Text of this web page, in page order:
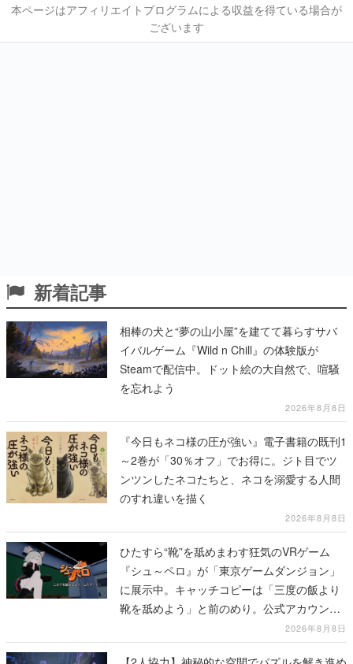
本ページはアフィリエイトプログラムによる収益を得ている場合が
ございます
新着記事
相棒の犬と“夢の山小屋”を建てて暮らすサバ
イバルゲーム『Wild n Chill』の体験版が
Steamで配信中。ドット絵の大自然で、喧騒
を忘れよう
2026年8月8日
『今日もネコ様の圧が強い』電子書籍の既刊1
～2巻が「30％オフ」でお得に。ジト目でツ
ンツンしたネコたちと、ネコを溺愛する人間
のすれ違いを描く
2026年8月8日
ひたすら“靴”を舐めまわす狂気のVRゲーム
『シュ～ペロ』が「東京ゲームダンジョン」
に展示中。キャッチコピーは「三度の飯より
靴を舐めよう」と前のめり。公式アカウント
も開設され、2026年リリースに向けて開発中
2026年8月8日